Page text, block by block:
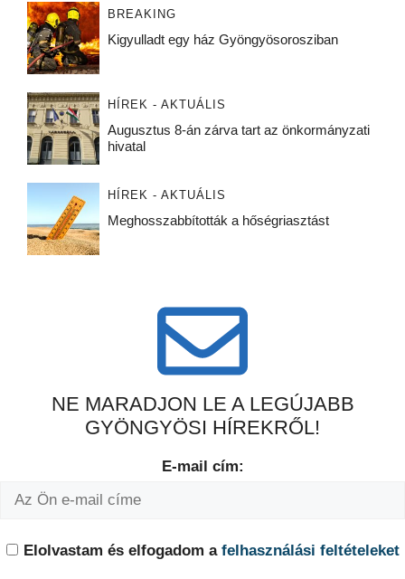
BREAKING
Kigyulladt egy ház Gyöngyösorosziban
HÍREK - AKTUÁLIS
Augusztus 8-án zárva tart az önkormányzati
hivatal
HÍREK - AKTUÁLIS
Meghosszabbították a hőségriasztást
NE MARADJON LE A LEGÚJABB
GYÖNGYÖSI HÍREKRŐL!
E-mail cím:
Elolvastam és elfogadom a felhasználási feltételeket